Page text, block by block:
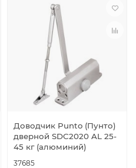
Доводчик Punto (Пунто)
дверной SDC2020 AL 25-
45 кг (алюминий)
37685